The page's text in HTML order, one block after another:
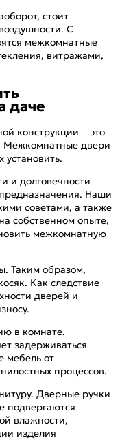
стоит
С
межкомнатные
витражами,
даче
конструкции – это
Межкомнатные двери
установить.
и долговечности
Наши
советами, а также
собственном опыте,
межкомнатную
Таким образом,
Как следствие
дверей и
в комнате.
задерживаться
мебель от
процессов.
Дверные ручки
подвергаются
влажности,
изделия